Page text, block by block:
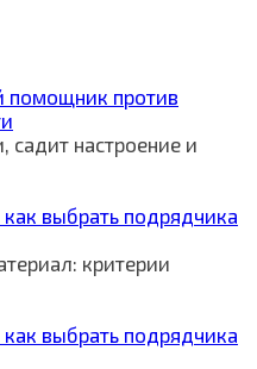
помощник против
садит настроение и
выбрать подрядчика
критерии
выбрать подрядчика